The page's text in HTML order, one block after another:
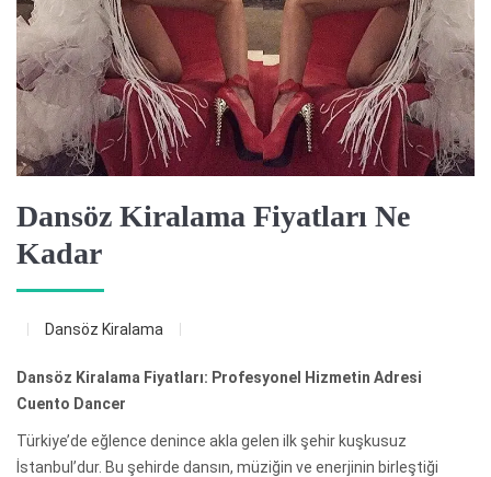
Dansöz Kiralama Fiyatları Ne
Kadar
Dansöz Kiralama
Dansöz Kiralama Fiyatları: Profesyonel Hizmetin Adresi
Cuento Dancer
Türkiye’de eğlence denince akla gelen ilk şehir kuşkusuz
İstanbul’dur. Bu şehirde dansın, müziğin ve enerjinin birleştiği